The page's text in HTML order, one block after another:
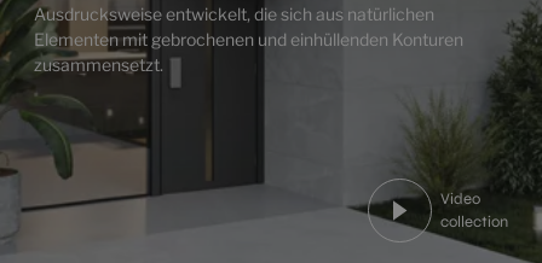
Ausdrucksweise entwickelt, die sich aus natürlichen
Elementen mit gebrochenen und einhüllenden Konturen
zusammensetzt.
Video
collection